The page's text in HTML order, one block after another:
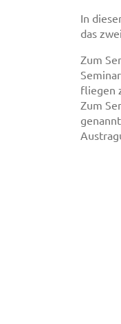
In
das
Zum
fliegen
Zum